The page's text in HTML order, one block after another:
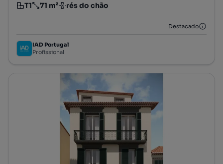
Tipologia
T1
Preço por metro quadrado
71 m²
Andar rés do chão
Destacado
IAD Portugal
Profissional